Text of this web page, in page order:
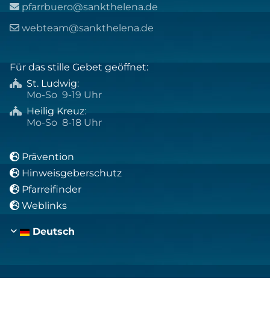
 pfarrbuero@sankthelena.de
 webteam@sankthelena.de
Für das stille Gebet geöffnet:
 St. Ludwig:
Mo-So 9-19 Uhr
 Heilig Kreuz:
Mo-So 8-18 Uhr
 Prävention
 Hinweisgeberschutz
 Pfarreifinder
 Weblinks
Deutsch